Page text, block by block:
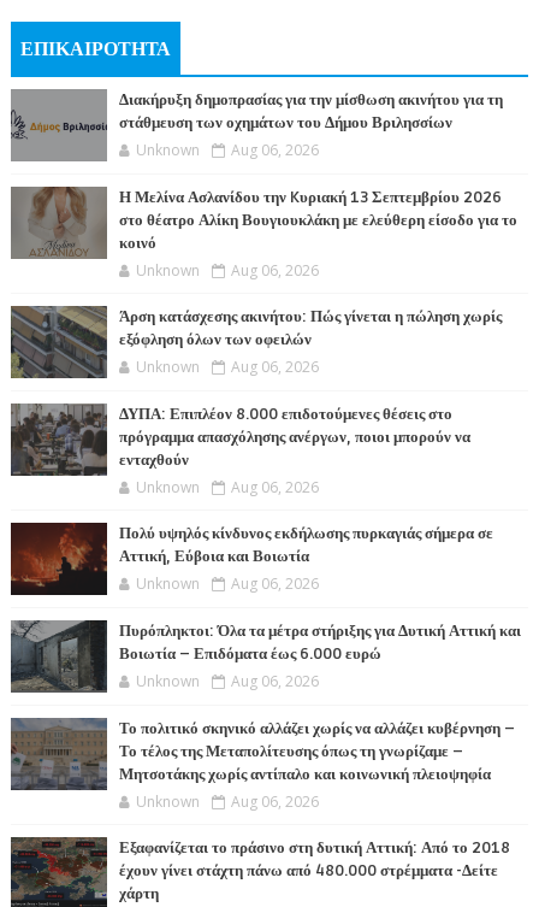
ΕΠΙΚΑΙΡΟΤΗΤΑ
Διακήρυξη δημοπρασίας για την μίσθωση ακινήτου για τη
στάθμευση των οχημάτων του Δήμου Βριλησσίων
Unknown Aug 06, 2026
Η Μελίνα Ασλανίδου την Kυριακή 13 Σεπτεμβρίου 2026
στο θέατρο Αλίκη Βουγιουκλάκη με ελεύθερη είσοδο για το
κοινό
Unknown Aug 06, 2026
Άρση κατάσχεσης ακινήτου: Πώς γίνεται η πώληση χωρίς
εξόφληση όλων των οφειλών
Unknown Aug 06, 2026
ΔΥΠΑ: Επιπλέον 8.000 επιδοτούμενες θέσεις στο
πρόγραμμα απασχόλησης ανέργων, ποιοι μπορούν να
ενταχθούν
Unknown Aug 06, 2026
Πολύ υψηλός κίνδυνος εκδήλωσης πυρκαγιάς σήμερα σε
Αττική, Εύβοια και Βοιωτία
Unknown Aug 06, 2026
Πυρόπληκτοι: Όλα τα μέτρα στήριξης για Δυτική Αττική και
Βοιωτία – Επιδόματα έως 6.000 ευρώ
Unknown Aug 06, 2026
Το πολιτικό σκηνικό αλλάζει χωρίς να αλλάζει κυβέρνηση –
Το τέλος της Μεταπολίτευσης όπως τη γνωρίζαμε –
Μητσοτάκης χωρίς αντίπαλο και κοινωνική πλειοψηφία
Unknown Aug 06, 2026
Εξαφανίζεται το πράσινο στη δυτική Αττική: Από το 2018
έχουν γίνει στάχτη πάνω από 480.000 στρέμματα -Δείτε
χάρτη